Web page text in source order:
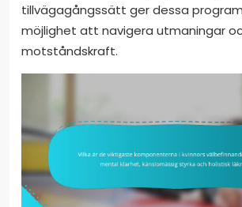
tillvägagångssätt ger dessa
möjlighet att navigera utmaningar
motståndskraft.